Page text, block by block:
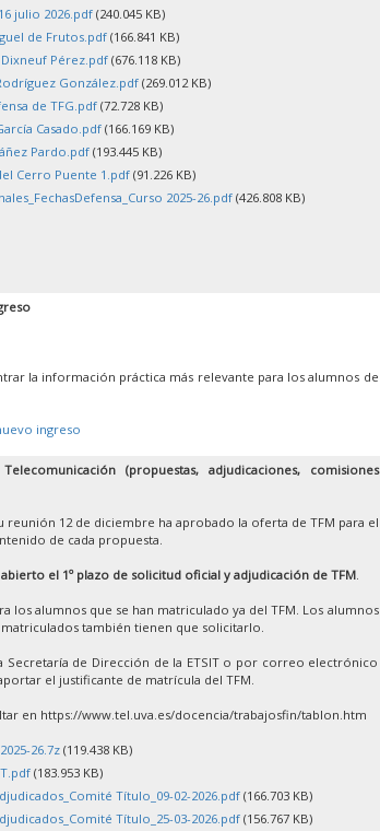
julio 2026.pdf(240.045 KB)
de Frutos.pdf(166.841 KB)
Pérez.pdf(676.118 KB)
González.pdf(269.012 KB)
de TFG.pdf(72.728 KB)
Casado.pdf(166.169 KB)
Pardo.pdf(193.445 KB)
Cerro Puente 1.pdf(91.226 KB)
2025-26.pdf(426.808 KB)
la información práctica más relevante para los alumnos de
ingreso
(propuestas, adjudicaciones, comisiones
reunión 12 de diciembre ha aprobado la oferta de TFM para el
de cada propuesta.
el 1º plazo de solicitud oficial y adjudicación de TFM.
los alumnos que se han matriculado ya del TFM. Los alumnos
también tienen que solicitarlo.
Secretaría de Dirección de la ETSIT o por correo electrónico
el justificante de matrícula del TFM.
en https://www.tel.uva.es/docencia/trabajosfin/tablon.htm
26.7z(119.438 KB)
(183.953 KB)
Título_09-02-2026.pdf(166.703 KB)
Título_25-03-2026.pdf(156.767 KB)